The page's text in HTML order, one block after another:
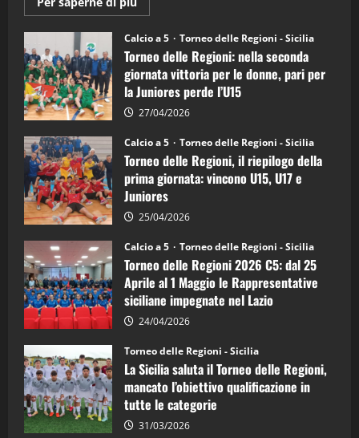
informazioni
Torneo
delle
Regioni
di
calcio
a
5:
la
Juniores
è
vicecampione
d’Italia
Calcio a 5 Torneo delle Regioni - Sicilia
Torneo delle Regioni: nella seconda
giornata vittoria per le donne, pari per
la Juniores perde l’U15
27/04/2026
Calcio a 5 Torneo delle Regioni - Sicilia
Torneo delle Regioni, il riepilogo della
prima giornata: vincono U15, U17 e
Juniores
25/04/2026
Calcio a 5 Torneo delle Regioni - Sicilia
Torneo delle Regioni 2026 C5: dal 25
Aprile al 1 Maggio le Rappresentative
siciliane impegnate nel Lazio
24/04/2026
Torneo delle Regioni - Sicilia
La Sicilia saluta il Torneo delle Regioni,
mancato l’obiettivo qualificazione in
tutte le categorie
31/03/2026